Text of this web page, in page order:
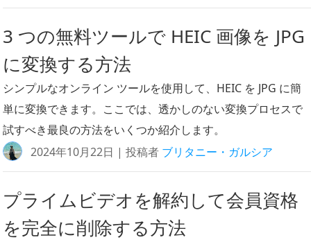
3 つの無料ツールで HEIC 画像を JPG
に変換する方法
シンプルなオンライン ツールを使用して、HEIC を JPG に簡
単に変換できます。ここでは、透かしのない変換プロセスで
試すべき最良の方法をいくつか紹介します。
2024年10月22日 | 投稿者 ブリタニー・ガルシア
プライムビデオを解約して会員資格
を完全に削除する方法